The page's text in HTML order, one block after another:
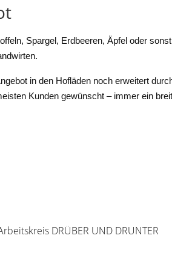
Spargel, Erdbeeren, Äpfel oder
in den Hofläden noch erweitert
Kunden gewünscht – immer ein
DRÜBER UND DRUNTER